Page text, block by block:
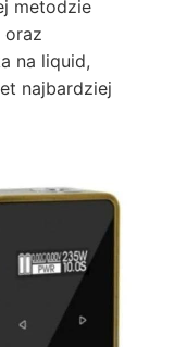
metodzie
oraz
na liquid,
najbardziej